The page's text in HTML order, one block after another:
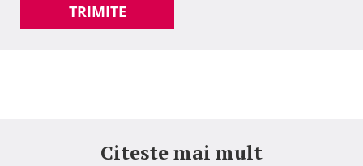
TRIMITE
Citeste mai mult